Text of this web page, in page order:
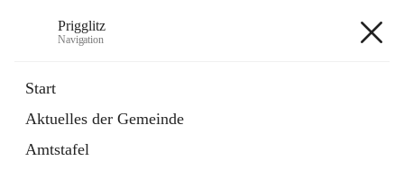
Prigglitz
Navigation
Start
Aktuelles der Gemeinde
Amtstafel
Externe Webseite
in